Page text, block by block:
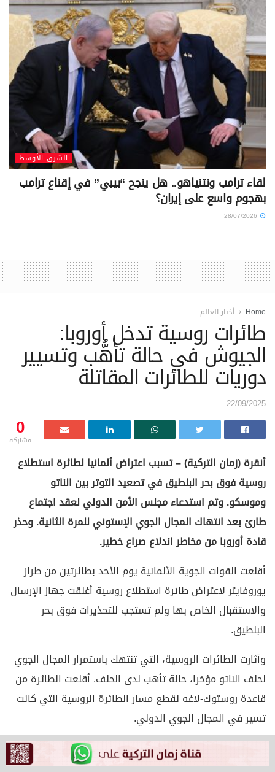
الشرق الأوسط
لقاء ترامب ونتنياهو.. هل ينجح “بيبي” في إقناع ترامب
بهجوم واسع على إيران؟
Home أخبار العالم
طائرات روسية تدخل أوروبا:
الجيوش في حالة تأهُّب وتسيير
دوريات للطائرات المقاتلة
22/09/2025
0
مشاركة
أنقرة (زمان التركية) – تسبب اعتراض ألمانيا لطائرة استطلاع
روسية فوق بحر البلطيق في تصعيد التوتر بين الناتو
وموسكو. وتم استدعاء مجلس الأمن الدولي لعقد اجتماع
طارئ بعد انتهاك المجال الجوي الإستوني للمرة الثانية. وحذر
قادة أوروبا من مخاطر اندلاع صراع خطير.
أقلعت القوات الجوية الألمانية يوم الأحد بطائرتين من طراز
يوروفايتر لاعتراض طائرة استطلاع روسية أغلقت جهاز الإرسال
والاستقبال الخاص بها ولم تستجب للتحذيرات فوق بحر
البلطيق.
وأثارت الطائرات الروسية، التي تنتهك باستمرار المجال الجوي
لحلف الناتو مؤخرا، حالة تأهب لدى الحلف. أقلعت الطائرة من
قاعدة روستوك-لاغه لقطع مسار الطائرة الروسية التي كانت
تسير في المجال الجوي الدولي.
في الوقت نفسه، أعلنت إستونيا أن طائرات حربية روسية
انتهكت مجالها الجوي للمرة الثانية، وأكدت أنها ستدعو